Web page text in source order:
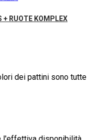
+ RUOTE KOMPLEX
dei pattini sono tutte